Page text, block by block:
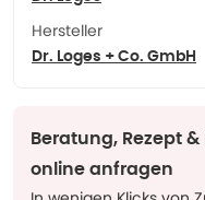
Hersteller
Dr. Loges + Co. GmbH
Beratung, Rezept
online anfragen